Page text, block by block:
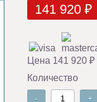
141 920 ₽
Цена 141 920 ₽
Количество
- +